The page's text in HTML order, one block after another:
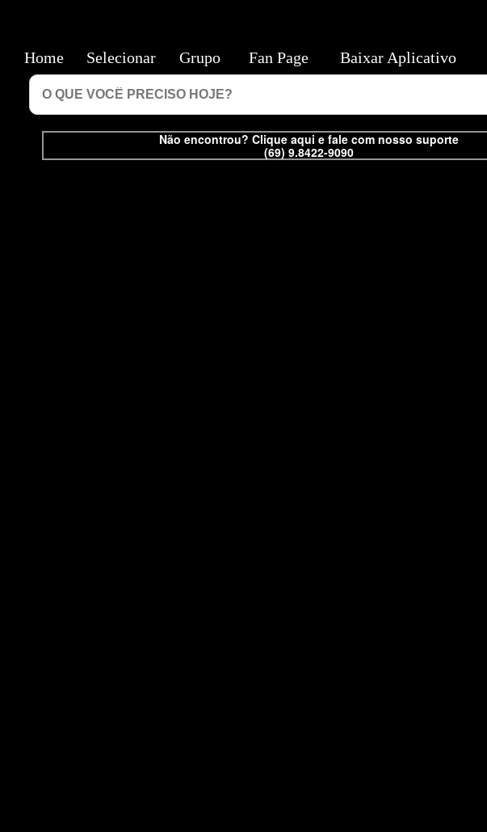
Não encontrou? Clique aqui e fale com nosso suporte
(69) 9.8422-9090
Home Selecionar Grupo Fan Page Baixar Aplicativo